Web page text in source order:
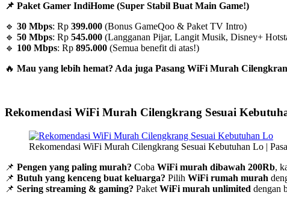
📌 Paket Gamer IndiHome (Super Stabil Buat Main Game!)
🔹 30 Mbps: Rp 399.000 (Bonus GameQoo & Paket TV Intro)
🔹 50 Mbps: Rp 545.000 (Langganan Pijar, Langit Musik, Disney+
🔹 100 Mbps: Rp 895.000 (Semua benefit di atas!)
🔥 Mau yang lebih hemat? Ada juga Pasang WiFi Murah
Rekomendasi WiFi Murah Cilengkrang Sesuai
Rekomendasi WiFi Murah Cilengkrang Sesuai Kebutuhan Lo |
📌 Pengen yang paling murah? Coba WiFi murah dibawah 200Rb,
📌 Butuh yang kenceng buat keluarga? Pilih WiFi rumah murah
📌 Sering streaming & gaming? Paket WiFi murah unlimited dengan